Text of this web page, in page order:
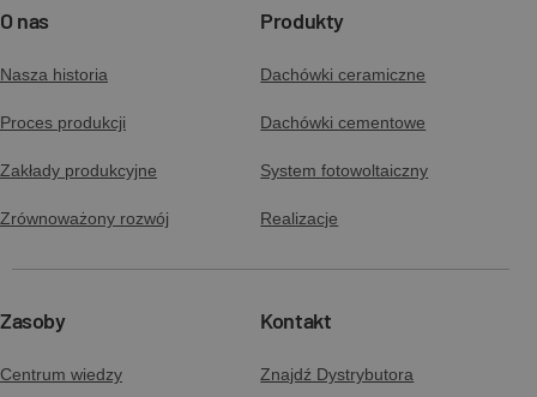
O nas
Nasza historia
Proces produkcji
Zakłady produkcyjne
Zrównoważony rozwój
Produkty
Dachówki ceramiczne
Dachówki cementowe
System fotowoltaiczny
Realizacje
Zasoby
Centrum wiedzy
Kontakt
Znajdź Dystrybutora